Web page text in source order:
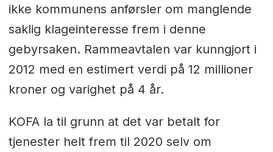
ikke kommunens anførsler om manglende
saklig klageinteresse frem i denne
gebyrsaken. Rammeavtalen var kunngjort i
2012 med en estimert verdi på 12 millioner
kroner og varighet på 4 år.
KOFA la til grunn at det var betalt for
tjenester helt frem til 2020 selv om